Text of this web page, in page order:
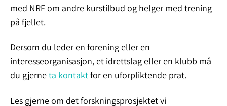
med NRF om andre kurstilbud og helger med trening
på fjellet.
Dersom du leder en forening eller en
interesseorganisasjon, et idrettslag eller en klubb må
du gjerneta kontaktfor en uforpliktende prat.
Les gjerne om det forskningsprosjektet vi